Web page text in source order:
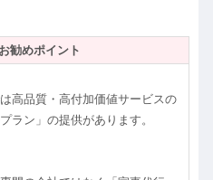
勧めポイント
高品質・高付加価値サービスの
ラン」の提供があります。